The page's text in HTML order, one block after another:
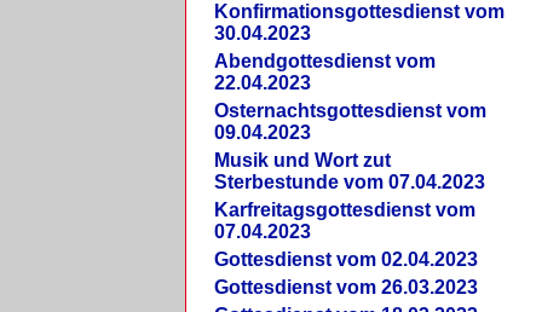
Konfirmationsgottesdienst vom
30.04.2023
Abendgottesdienst vom
22.04.2023
Osternachtsgottesdienst vom
09.04.2023
Musik und Wort zut
Sterbestunde vom 07.04.2023
Karfreitagsgottesdienst vom
07.04.2023
Gottesdienst vom 02.04.2023
Gottesdienst vom 26.03.2023